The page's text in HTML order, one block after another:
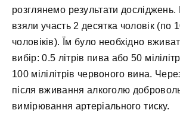
розглянемо результати досліджень.
взяли участь 2 десятка чоловік (по
чоловіків). Їм було необхідно
вибір: 0.5 літрів пива або 50
100 мілілітрів червоного вина.
після вживання алкоголю
вимірювання артеріального тиску.